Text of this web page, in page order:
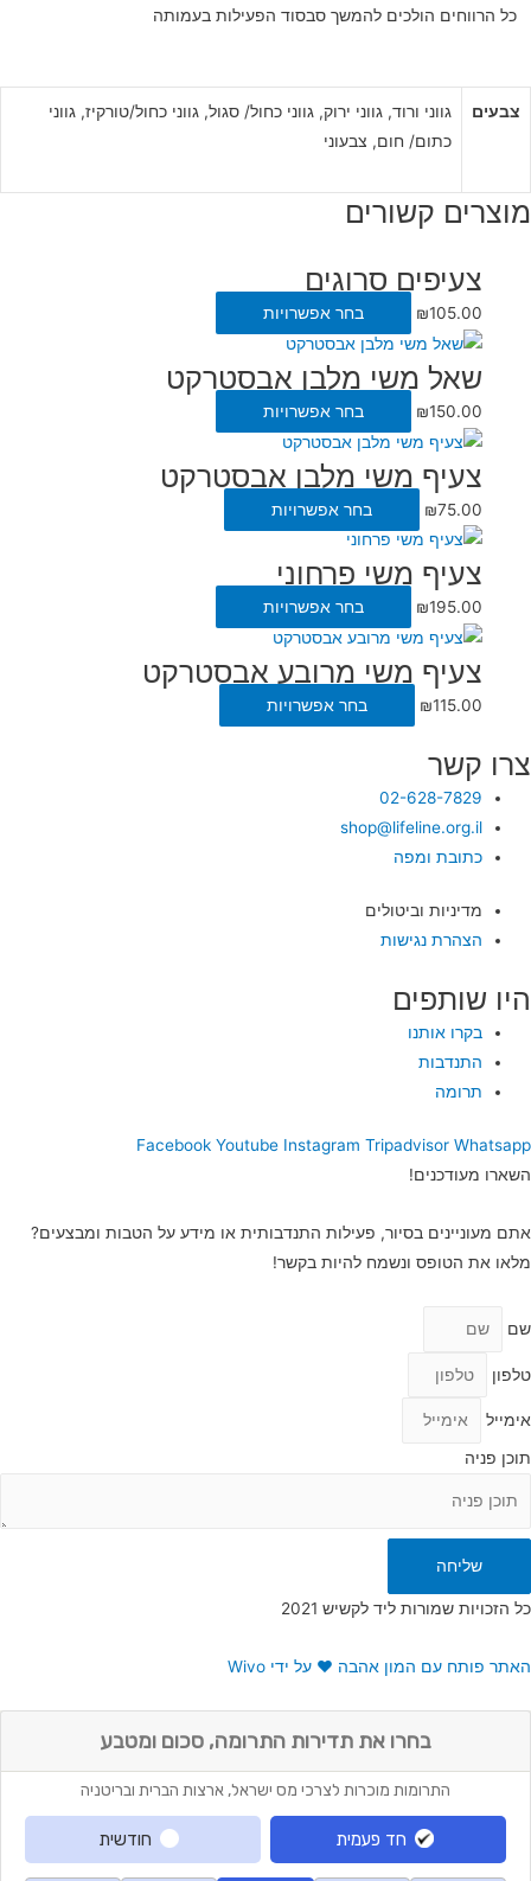
כל הרווחים הולכים להמשך סבסוד הפעילות בעמותה
צבעים
גווני ורוד, גווני ירוק, גווני כחול/ סגול, גווני כחול/טורקיז, גווני
כתום/ חום, צבעוני
מוצרים קשורים
צעיפים סרוגים
₪105.00 בחר אפשרויות
שאל משי מלבן אבסטרקט
₪150.00 בחר אפשרויות
צעיף משי מלבן אבסטרקט
₪75.00 בחר אפשרויות
צעיף משי פרחוני
₪195.00 בחר אפשרויות
צעיף משי מרובע אבסטרקט
₪115.00 בחר אפשרויות
צרו קשר
02-628-7829
shop@lifeline.org.il
כתובת ומפה
מדיניות וביטולים
הצהרת נגישות
היו שותפים
בקרו אותנו
התנדבות
תרומה
Facebook Youtube Instagram Tripadvisor Whatsapp
השארו מעודכנים!
אתם מעוניינים בסיור, פעילות התנדבותית או מידע על הטבות ומבצעים?
מלאו את הטופס ונשמח להיות בקשר!
שם
טלפון
אימייל
תוכן פניה
שליחה
כל הזכויות שמורות ליד לקשיש 2021
האתר פותח עם המון אהבה ❤ על ידי Wivo